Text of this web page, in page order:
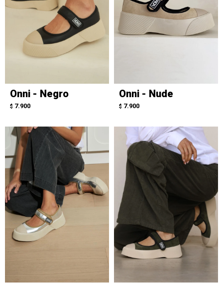
Onni - Negro
$ 7.900
Onni - Nude
$ 7.900